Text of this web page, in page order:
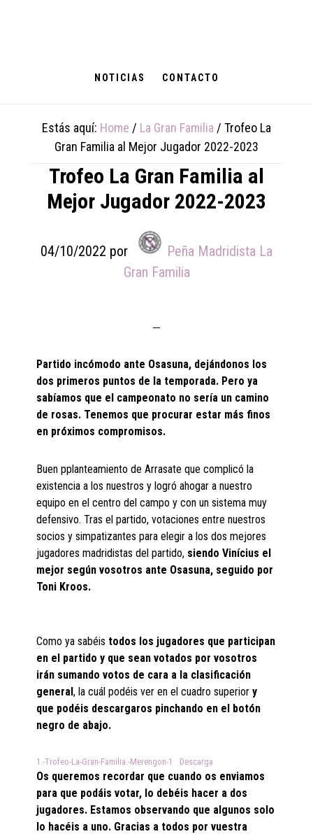
NOTICIAS CONTACTO
Estás aquí: Home / La Gran Familia / Trofeo La
Gran Familia al Mejor Jugador 2022-2023
Trofeo La Gran Familia al
Mejor Jugador 2022-2023
04/10/2022 por
Peña Madridista La
Gran Familia
Partido incómodo ante Osasuna, dejándonos los
dos primeros puntos de la temporada. Pero ya
sabíamos que el campeonato no sería un camino
de rosas. Tenemos que procurar estar más finos
en próximos compromisos.
Buen pplanteamiento de Arrasate que complicó la
existencia a los nuestros y logró ahogar a nuestro
equipo en el centro del campo y con un sistema muy
defensivo. Tras el partido, votaciones entre nuestros
socios y simpatizantes para elegir a los dos mejores
jugadores madridistas del partido, siendo Vinícius el
mejor según vosotros ante Osasuna, seguido por
Toni Kroos.
Como ya sabéis todos los jugadores que participan
en el partido y que sean votados por vosotros
irán sumando votos de cara a la clasificación
general, la cuál podéis ver en el cuadro superiory
que podéis descargaros pinchando en el botón
negro de abajo.
1.-Trofeo-La-Gran-Familia.-Merengon-1 Descarga
Os queremos recordar que cuando os enviamos
para que podáis votar, lo debéis hacer a dos
jugadores. Estamos observando que algunos solo
lo hacéis a uno. Gracias a todos por vuestra